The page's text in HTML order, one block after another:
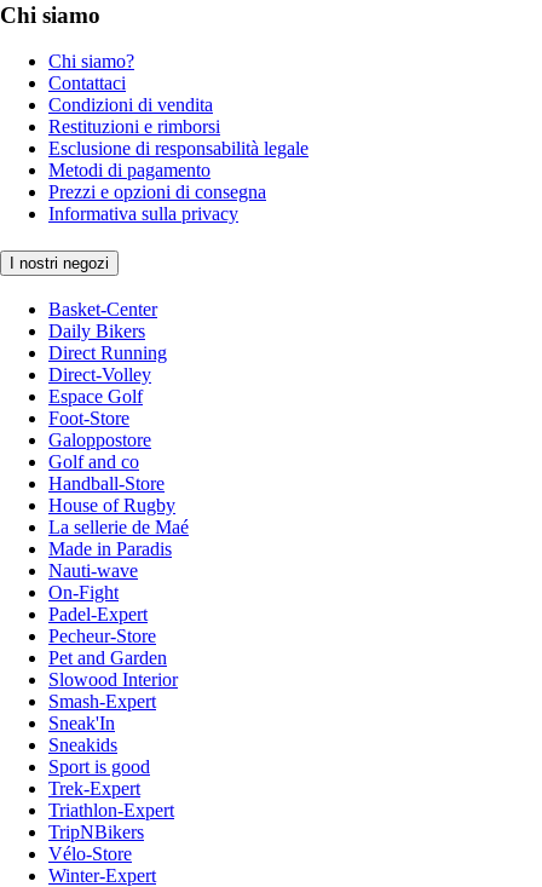
Chi siamo
Chi siamo?
Contattaci
Condizioni di vendita
Restituzioni e rimborsi
Esclusione di responsabilità legale
Metodi di pagamento
Prezzi e opzioni di consegna
Informativa sulla privacy
I nostri negozi
Basket-Center
Daily Bikers
Direct Running
Direct-Volley
Espace Golf
Foot-Store
Galoppostore
Golf and co
Handball-Store
House of Rugby
La sellerie de Maé
Made in Paradis
Nauti-wave
On-Fight
Padel-Expert
Pecheur-Store
Pet and Garden
Slowood Interior
Smash-Expert
Sneak'In
Sneakids
Sport is good
Trek-Expert
Triathlon-Expert
TripNBikers
Vélo-Store
Winter-Expert